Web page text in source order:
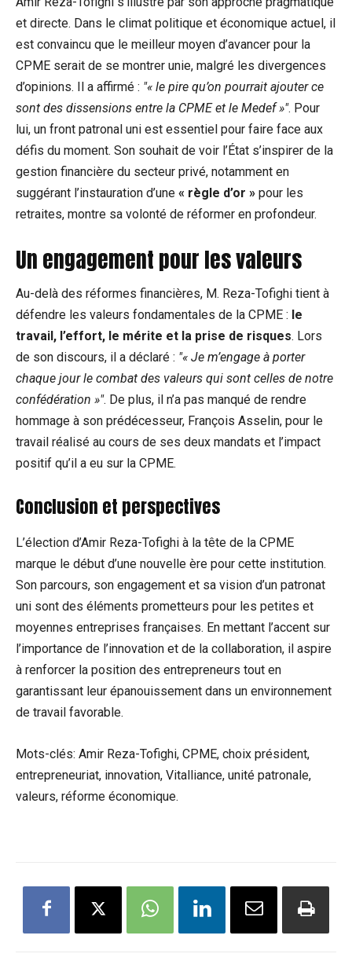
et directe. Dans le climat politique et économique actuel, il
est convaincu que le meilleur moyen d’avancer pour la
CPME serait de se montrer unie, malgré les divergences
d’opinions. Il a affirmé : « le pire qu’on pourrait ajouter ce
sont des dissensions entre la CPME et le Medef » . Pour
lui, un front patronal uni est essentiel pour faire face aux
défis du moment. Son souhait de voir l’État s’inspirer de la
gestion financière du secteur privé, notamment en
suggérant l’instauration d’une « règle d’or » pour les
retraites, montre sa volonté de réformer en profondeur.
Un engagement pour les valeurs
Au-delà des réformes financières, M. Reza-Tofighi tient à
défendre les valeurs fondamentales de la CPME : le
travail, l’effort, le mérite et la prise de risques. Lors
de son discours, il a déclaré : « Je m’engage à porter
chaque jour le combat des valeurs qui sont celles de notre
confédération » . De plus, il n’a pas manqué de rendre
hommage à son prédécesseur, François Asselin, pour le
travail réalisé au cours de ses deux mandats et l’impact
positif qu’il a eu sur la CPME.
Conclusion et perspectives
L’élection d’Amir Reza-Tofighi à la tête de la CPME
marque le début d’une nouvelle ère pour cette institution.
Son parcours, son engagement et sa vision d’un patronat
uni sont des éléments prometteurs pour les petites et
moyennes entreprises françaises. En mettant l’accent sur
l’importance de l’innovation et de la collaboration, il aspire
à renforcer la position des entrepreneurs tout en
garantissant leur épanouissement dans un environnement
de travail favorable.
Mots-clés: Amir Reza-Tofighi, CPME, choix président,
entrepreneuriat, innovation, Vitalliance, unité patronale,
valeurs, réforme économique.